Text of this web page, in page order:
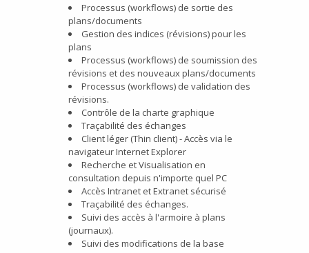
Processus (workflows) de sortie des
plans/documents
Gestion des indices (révisions) pour les
plans
Processus (workflows) de soumission des
révisions et des nouveaux plans/documents
Processus (workflows) de validation des
révisions.
Contrôle de la charte graphique
Traçabilité des échanges
Client léger (Thin client) - Accès via le
navigateur Internet Explorer
Recherche et Visualisation en
consultation depuis n'importe quel PC
Accès Intranet et Extranet sécurisé
Traçabilité des échanges.
Suivi des accès à l'armoire à plans
(journaux).
Suivi des modifications de la base